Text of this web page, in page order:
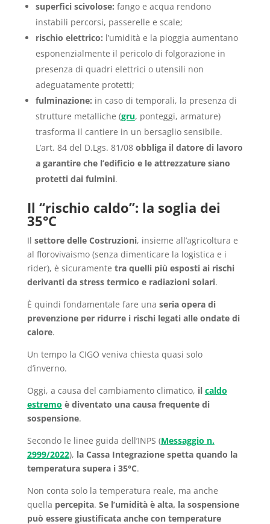
superfici scivolose: fango e acqua rendono
instabili percorsi, passerelle e scale;
rischio elettrico: l’umidità e la pioggia aumentano
esponenzialmente il pericolo di folgorazione in
presenza di quadri elettrici o utensili non
adeguatamente protetti;
fulminazione: in caso di temporali, la presenza di
strutture metalliche (gru, ponteggi, armature)
trasforma il cantiere in un bersaglio sensibile.
L’art. 84 del D.Lgs. 81/08 obbliga il datore di lavoro
a garantire che l’edificio e le attrezzature siano
protetti dai fulmini.
Il “rischio caldo”: la soglia dei
35°C
Il settore delle Costruzioni, insieme all’agricoltura e
al florovivaismo (senza dimenticare la logistica e i
rider), è sicuramente tra quelli più esposti ai rischi
derivanti da stress termico e radiazioni solari.
È quindi fondamentale fare una seria opera di
prevenzione per ridurre i rischi legati alle ondate di
calore.
Un tempo la CIGO veniva chiesta quasi solo
d’inverno.
Oggi, a causa del cambiamento climatico, il caldo
estremo è diventato una causa frequente di
sospensione.
Secondo le linee guida dell’INPS (Messaggio n.
2999/2022), la Cassa Integrazione spetta quando la
temperatura supera i 35°C.
Non conta solo la temperatura reale, ma anche
quella percepita. Se l’umidità è alta, la sospensione
può essere giustificata anche con temperature